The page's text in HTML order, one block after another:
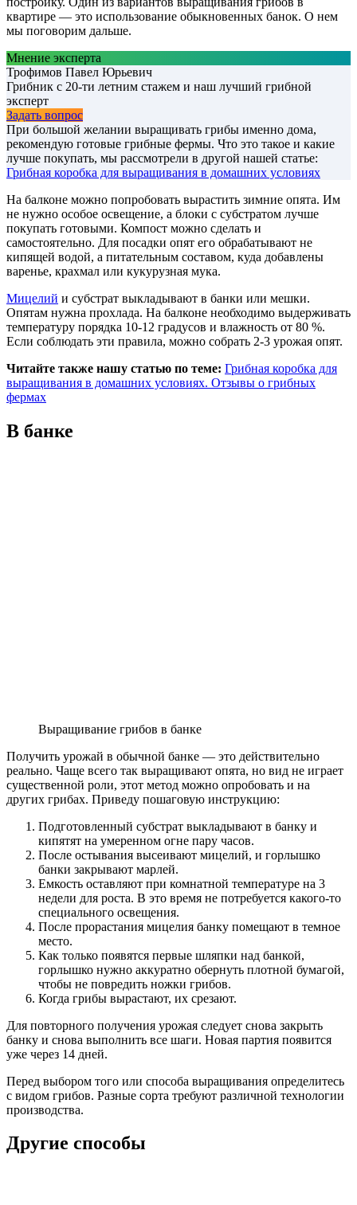
квартире — это использование обыкновенных банок. О нем
мы поговорим дальше.
Мнение эксперта
Трофимов Павел Юрьевич
Грибник с 20-ти летним стажем и наш лучший грибной
эксперт
Задать вопрос
При большой желании выращивать грибы именно дома,
рекомендую готовые грибные фермы. Что это такое и какие
лучше покупать, мы рассмотрели в другой нашей статье:
Грибная коробка для выращивания в домашних условиях
На балконе можно попробовать вырастить зимние опята. Им
не нужно особое освещение, а блоки с субстратом лучше
покупать готовыми. Компост можно сделать и
самостоятельно. Для посадки опят его обрабатывают не
кипящей водой, а питательным составом, куда добавлены
варенье, крахмал или кукурузная мука.
Мицелий и субстрат выкладывают в банки или мешки.
Опятам нужна прохлада. На балконе необходимо выдерживать
температуру порядка 10-12 градусов и влажность от 80 %.
Если соблюдать эти правила, можно собрать 2-3 урожая опят.
Читайте также нашу статью по теме: Грибная коробка для
выращивания в домашних условиях. Отзывы о грибных
фермах
В банке
Выращивание грибов в банке
Получить урожай в обычной банке — это действительно
реально. Чаще всего так выращивают опята, но вид не играет
существенной роли, этот метод можно опробовать и на
других грибах. Приведу пошаговую инструкцию:
Подготовленный субстрат выкладывают в банку и
кипятят на умеренном огне пару часов.
После остывания высеивают мицелий, и горлышко
банки закрывают марлей.
Емкость оставляют при комнатной температуре на 3
недели для роста. В это время не потребуется какого-то
специального освещения.
После прорастания мицелия банку помещают в темное
место.
Как только появятся первые шляпки над банкой,
горлышко нужно аккуратно обернуть плотной бумагой,
чтобы не повредить ножки грибов.
Когда грибы вырастают, их срезают.
Для повторного получения урожая следует снова закрыть
банку и снова выполнить все шаги. Новая партия появится
уже через 14 дней.
Перед выбором того или способа выращивания определитесь
с видом грибов. Разные сорта требуют различной технологии
производства.
Другие способы